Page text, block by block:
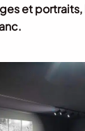
et portraits,